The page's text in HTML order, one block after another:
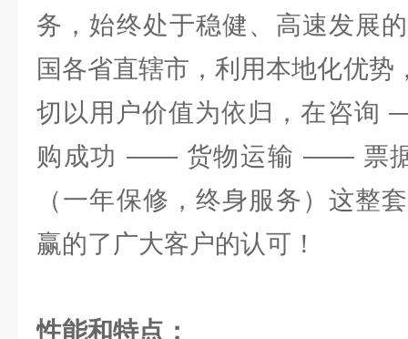
务，始终处于稳健、高速发展
国各省直辖市，利用本地化优势
切以用户价值为依归，在咨
购成功 —— 货物运输 —— 票
（一年保修，终身服务）这整
赢的了广大客户的认可！
性能和特点：